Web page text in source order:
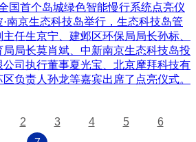
国首个岛城绿色智能慢行系统点亮仪
南京生态科技岛举行，生态科技岛管
任生京宁、建邺区环保局局长孙标、
局局长莫肖斌、中新南京生态科技岛投
公司执行董事夏光宝、北京摩拜科技有
区负责人孙龙等嘉宾出席了点亮仪式。
2 3 4 5
6